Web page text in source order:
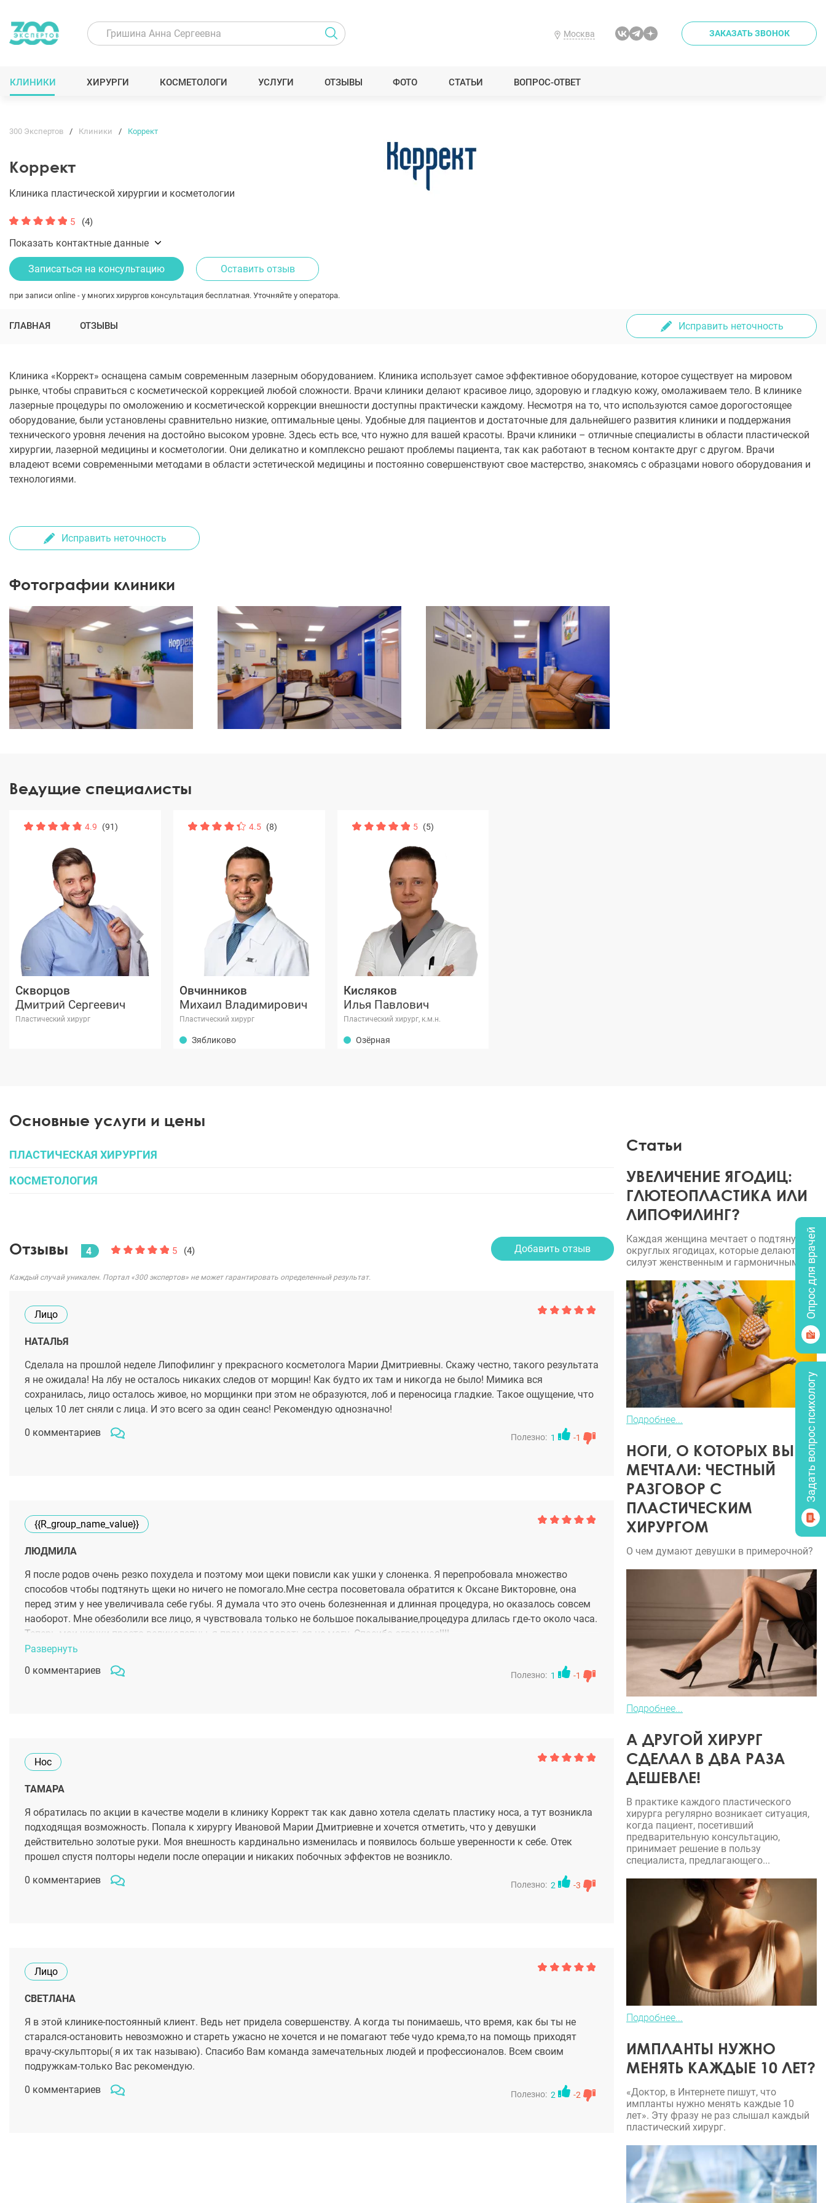
Москва ЗАКАЗАТЬ ЗВОНОК
КЛИНИКИ ХИРУРГИ КОСМЕТОЛОГИ УСЛУГИ ОТЗЫВЫ ФОТО СТАТЬИ ВОПРОС-ОТВЕТ
300 Экспертов Клиники Коррект
Коррект
Клиника пластической хирургии и косметологии
5 (4)
Показать контактные данные
Записаться на консультацию Оставить отзыв
при записи online - у многих хирургов консультация бесплатная. Уточняйте у оператора.
ГЛАВНАЯ ОТЗЫВЫ Исправить неточность
Клиника «Коррект» оснащена самым современным лазерным оборудованием. Клиника использует самое эффективное оборудование, которое существует на мировом
рынке, чтобы справиться с косметической коррекцией любой сложности. Врачи клиники делают красивое лицо, здоровую и гладкую кожу, омолаживаем тело. В клинике
лазерные процедуры по омоложению и косметической коррекции внешности доступны практически каждому. Несмотря на то, что используются самое дорогостоящее
оборудование, были установлены сравнительно низкие, оптимальные цены. Удобные для пациентов и достаточные для дальнейшего развития клиники и поддержания
технического уровня лечения на достойно высоком уровне. Здесь есть все, что нужно для вашей красоты. Врачи клиники – отличные специалисты в области пластической
хирургии, лазерной медицины и косметологии. Они деликатно и комплексно решают проблемы пациента, так как работают в тесном контакте друг с другом. Врачи
владеют всеми современными методами в области эстетической медицины и постоянно совершенствуют свое мастерство, знакомясь с образцами нового оборудования и
технологиями.
Исправить неточность
Фотографии клиники
Ведущие специалисты
4.9 (91)
Скворцов
Дмитрий Сергеевич
Пластический хирург
4.5 (8)
Овчинников
Михаил Владимирович
Пластический хирург
Зябликово
5 (5)
Кисляков
Илья Павлович
Пластический хирург, к.м.н.
Озёрная
Основные услуги и цены
ПЛАСТИЧЕСКАЯ ХИРУРГИЯ
КОСМЕТОЛОГИЯ
Отзывы 4 5 (4) Добавить отзыв
Каждый случай уникален. Портал «300 экспертов» не может гарантировать определенный результат.
Лицо
НАТАЛЬЯ
Сделала на прошлой неделе Липофилинг у прекрасного косметолога Марии Дмитриевны. Скажу честно, такого результата
я не ожидала! На лбу не осталось никаких следов от морщин! Как будто их там и никогда не было! Мимика вся
сохранилась, лицо осталось живое, но морщинки при этом не образуются, лоб и переносица гладкие. Такое ощущение, что
целых 10 лет сняли с лица. И это всего за один сеанс! Рекомендую однозначно!
0 комментариев
Полезно: 1 -1
{{r_group_name_value}}
ЛЮДМИЛА
Я после родов очень резко похудела и поэтому мои щеки повисли как ушки у слоненка. Я перепробовала множество
способов чтобы подтянуть щеки но ничего не помогало.Мне сестра посоветовала обратится к Оксане Викторовне, она
перед этим у нее увеличивала себе губы. Я думала что это очень болезненная и длинная процедура, но оказалось совсем
наоборот. Мне обезболили все лицо, я чувствовала только не большое покалывание,процедура длилась где-то около часа.
Теперь мои щечки просто великолепны, я прям нарадоваться не могу. Спасибо огромное!!!!
Развернуть
0 комментариев
Полезно: 1 -1
Нос
ТАМАРА
Я обратилась по акции в качестве модели в клинику Коррект так как давно хотела сделать пластику носа, а тут возникла
подходящая возможность. Попала к хирургу Ивановой Марии Дмитриевне и хочется отметить, что у девушки
действительно золотые руки. Моя внешность кардинально изменилась и появилось больше уверенности к себе. Отек
прошел спустя полторы недели после операции и никаких побочных эффектов не возникло.
0 комментариев
Полезно: 2 -3
Лицо
СВЕТЛАНА
Я в этой клинике-постоянный клиент. Ведь нет придела совершенству. А когда ты понимаешь, что время, как бы ты не
старался-остановить невозможно и стареть ужасно не хочется и не помагают тебе чудо крема,то на помощь приходят
врачу-скульпторы( я их так называю). Спасибо Вам команда замечательных людей и профессионалов. Всем своим
подружкам-только Вас рекомендую.
0 комментариев
Полезно: 2 -2
Статьи
УВЕЛИЧЕНИЕ ЯГОДИЦ:
ГЛЮТЕОПЛАСТИКА ИЛИ
ЛИПОФИЛИНГ?
Каждая женщина мечтает о подтянутых,
округлых ягодицах, которые делают
силуэт женственным и гармоничным.
Подробнее...
НОГИ, О КОТОРЫХ ВЫ
МЕЧТАЛИ: ЧЕСТНЫЙ
РАЗГОВОР С
ПЛАСТИЧЕСКИМ
ХИРУРГОМ
О чем думают девушки в примерочной?
Подробнее...
А ДРУГОЙ ХИРУРГ
СДЕЛАЛ В ДВА РАЗА
ДЕШЕВЛЕ!
В практике каждого пластического
хирурга регулярно возникает ситуация,
когда пациент, посетивший
предварительную консультацию,
принимает решение в пользу
специалиста, предлагающего...
Подробнее...
ИМПЛАНТЫ НУЖНО
МЕНЯТЬ КАЖДЫЕ 10 ЛЕТ?
«Доктор, в Интернете пишут, что
импланты нужно менять каждые 10
лет». Эту фразу не раз слышал каждый
пластический хирург.
Опрос для врачей
Задать вопрос психологу